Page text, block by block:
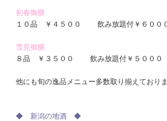
初春御膳
１０品 ￥４５００ 飲み放題付￥６００
雪見御膳
８品 ￥３５００ 飲み放題付￥５０００
他にも旬の逸品メニュー多数取り揃えておりま
◆ 新潟の地酒 ◆